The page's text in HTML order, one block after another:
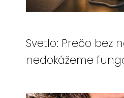
Svetlo: Prečo bez
nedokážeme